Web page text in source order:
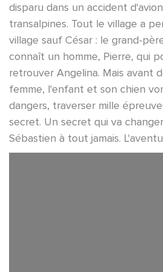
disparu dans un accident
transalpines. Tout le village a
village sauf César : le grand-
connaît un homme, Pierre, qui
retrouver Angelina. Mais avant
femme, l'enfant et son chien
dangers, traverser mille
secret. Un secret qui va
Sébastien à tout jamais.